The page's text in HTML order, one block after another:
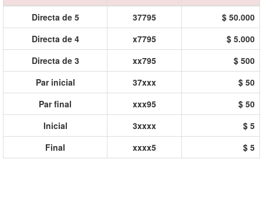
Directa de 5
37795
$ 50.000
Directa de 4
x7795
$ 5.000
Directa de 3
xx795
$ 500
Par inicial
37xxx
$ 50
Par final
xxx95
$ 50
Inicial
3xxxx
$ 5
Final
xxxx5 $ 5